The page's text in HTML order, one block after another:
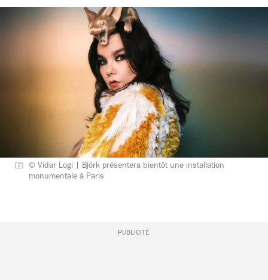
© Vidar Logi | Björk présentera bientôt une installation
monumentale à Paris
PUBLICITÉ